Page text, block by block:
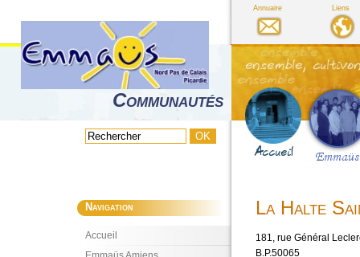
Communautés
Navigation
Accueil
Annuaire Liens
La Halte
181, rue Général
B.P.50065